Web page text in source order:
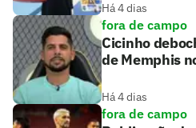
Há 4 dias
fora de campo
Cicinho
de Memphis
Há 4 dias
fora de campo